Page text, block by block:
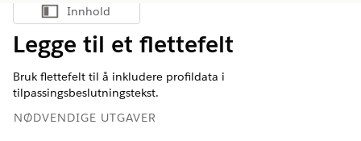
Vis innholdsfortegnelse
Innhold
Legge til et flettefelt
Bruk flettefelt til å inkludere profildata i
tilpassingsbeslutningstekst.
NØDVENDIGE UTGAVER